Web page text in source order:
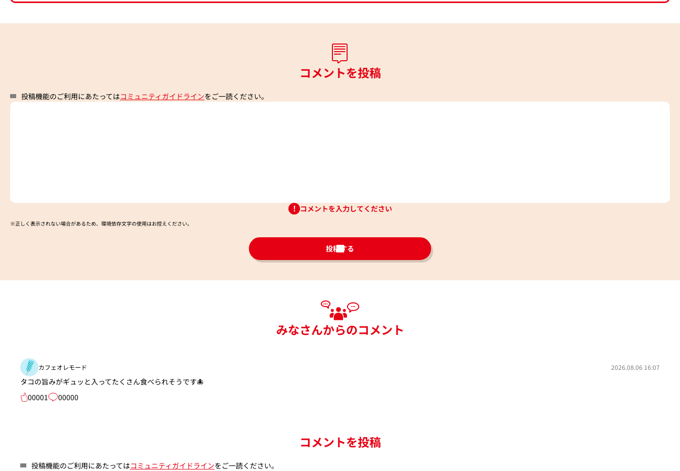
コメントを投稿
投稿機能のご利用にあたってはコミュニティガイドラインをご一読ください。
コメントを入力してください
※正しく表示されない場合があるため、環境依存文字の使用はお控えください。​
投稿する
みなさんからのコメント
カフェオレモード 2026.08.06 16:07
タコの旨みがギュッと入ってたくさん食べられそうです🐙
00001
00000
コメントを投稿
投稿機能のご利用にあたってはコミュニティガイドラインをご一読ください。